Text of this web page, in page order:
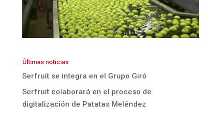
Últimas noticias
Serfruit se integra en el Grupo Giró
Serfruit colaborará en el proceso de
digitalización de Patatas Meléndez